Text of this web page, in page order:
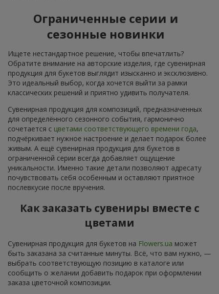
Ограниченные серии и
сезонные новинки
Ищете нестандартное решение, чтобы впечатлить?
Обратите внимание на авторские изделия, где сувенирная
продукция для букетов выглядит изысканно и эксклюзивно.
Это идеальный выбор, когда хочется выйти за рамки
классических решений и приятно удивить получателя.
Сувенирная продукция для композиций, предназначенных
для определённого сезонного события, гармонично
сочетается с цветами соответствующего времени года,
подчёркивает нужное настроение и делает подарок более
живым. А ещё сувенирная продукция для букетов в
ограниченной серии всегда добавляет ощущение
уникальности. Именно такие детали позволяют адресату
почувствовать себя особенным и оставляют приятное
послевкусие после вручения.
Как заказать сувениры вместе с
цветами
Сувенирная продукция для букетов на Flowers.ua может
быть заказана за считанные минуты. Всё, что вам нужно, —
выбрать соответствующую позицию в каталоге или
сообщить о желании добавить подарок при оформлении
заказа цветочной композиции.